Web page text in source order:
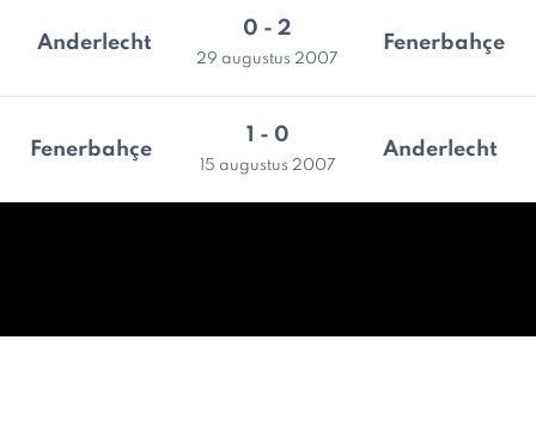
Anderlecht
0 - 2
29 augustus 2007
Fenerbahçe
Fenerbahçe
1 - 0
15 augustus 2007
Anderlecht